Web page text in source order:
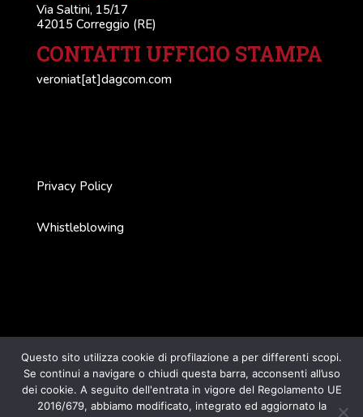
Via Saltini, 15/17
42015 Correggio (RE)
CONTATTI UFFICIO STAMPA
veroniat[at]dagcom.com
Privacy Policy
Whistleblowing
© 2024 F.lli Veroni fu Angelo SpA con unico socio -
Questo sito utilizza cookie di profilazione a per differenti scopi.
Se continui a navigare o chiudi questa barra, acconsenti all’uso
dei cookie. A seguito dell'entrata in vigore del Regolamento UE
2016/679, abbiamo modificato, integrato ed aggiornato la